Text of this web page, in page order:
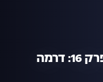
האח הגדול, עונה 4, פרק 16: דרמה